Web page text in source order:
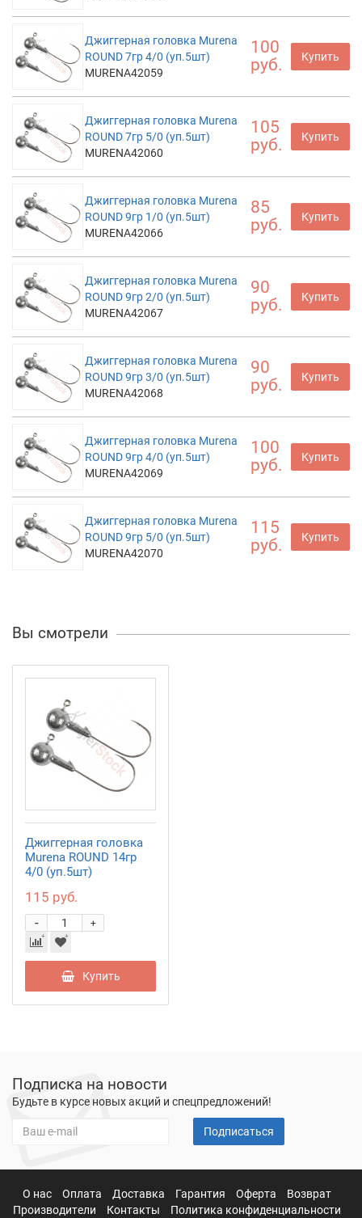
Джиггерная головка Murena
ROUND 7гр 4/0 (уп.5шт)
MURENA42059
100
руб.
Купить
Джиггерная головка Murena
ROUND 7гр 5/0 (уп.5шт)
MURENA42060
105
руб.
Купить
Джиггерная головка Murena
ROUND 9гр 1/0 (уп.5шт)
MURENA42066
85
руб.
Купить
Джиггерная головка Murena
ROUND 9гр 2/0 (уп.5шт)
MURENA42067
90
руб.
Купить
Джиггерная головка Murena
ROUND 9гр 3/0 (уп.5шт)
MURENA42068
90
руб.
Купить
Джиггерная головка Murena
ROUND 9гр 4/0 (уп.5шт)
MURENA42069
100
руб.
Купить
Джиггерная головка Murena
ROUND 9гр 5/0 (уп.5шт)
MURENA42070
115
руб.
Купить
Вы смотрели
Джиггерная головка
Murena ROUND 14гр
4/0 (уп.5шт)
115 руб.
+
-
Купить
Подписка на новости
Будьте в курсе новых акций и спецпредложений!
Подписаться
О нас Оплата Доставка Гарантия Оферта
Возврат
Производители
Контакты Политика конфиденциальности